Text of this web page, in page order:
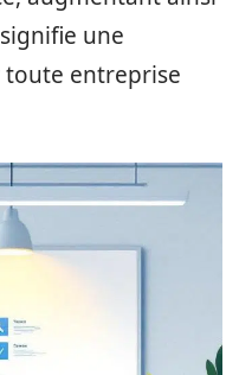
une
toute entreprise